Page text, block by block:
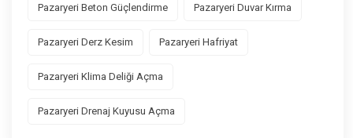
Pazaryeri Beton Güçlendirme Pazaryeri Duvar Kırma
Pazaryeri Derz Kesim Pazaryeri Hafriyat
Pazaryeri Klima Deliği Açma
Pazaryeri Drenaj Kuyusu Açma